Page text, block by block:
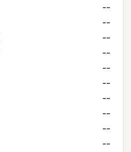
--
--
--
--
--
--
--
--
--
--